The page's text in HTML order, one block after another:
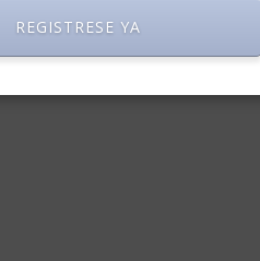
REGISTRESE YA